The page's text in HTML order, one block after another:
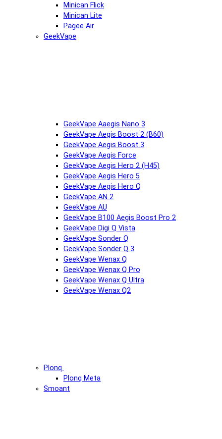
Minican Flick
Minican Lite
Pagee Air
GeekVape
GeekVape Aaegis Nano 3
GeekVape Aegis Boost 2 (B60)
GeekVape Aegis Boost 3
GeekVape Aegis Force
GeekVape Aegis Hero 2 (H45)
GeekVape Aegis Hero 5
GeekVape Aegis Hero Q
GeekVape AN 2
GeekVape AU
GeekVape B100 Aegis Boost Pro 2
GeekVape Digi Q Vista
GeekVape Sonder Q
GeekVape Sonder Q 3
GeekVape Wenax Q
GeekVape Wenax Q Pro
GeekVape Wenax Q Ultra
GeekVape Wenax Q2
Plonq
Plonq Meta
Smoant